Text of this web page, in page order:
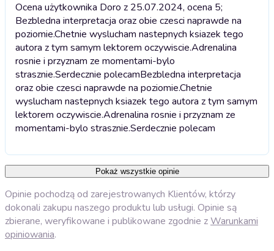
Ocena użytkownika Doro z 25.07.2024, ocena 5;
Bezbledna interpretacja oraz obie czesci naprawde na
poziomie.Chetnie wyslucham nastepnych ksiazek tego
autora z tym samym lektorem oczywiscie.Adrenalina
rosnie i przyznam ze momentami-bylo
strasznie.Serdecznie polecamBezbledna interpretacja
oraz obie czesci naprawde na poziomie.Chetnie
wyslucham nastepnych ksiazek tego autora z tym samym
lektorem oczywiscie.Adrenalina rosnie i przyznam ze
momentami-bylo strasznie.Serdecznie polecam
Pokaż wszystkie opinie
Opinie pochodzą od zarejestrowanych Klientów, którzy
dokonali zakupu naszego produktu lub usługi. Opinie są
zbierane, weryfikowane i publikowane zgodnie zWarunkami
opiniowania.